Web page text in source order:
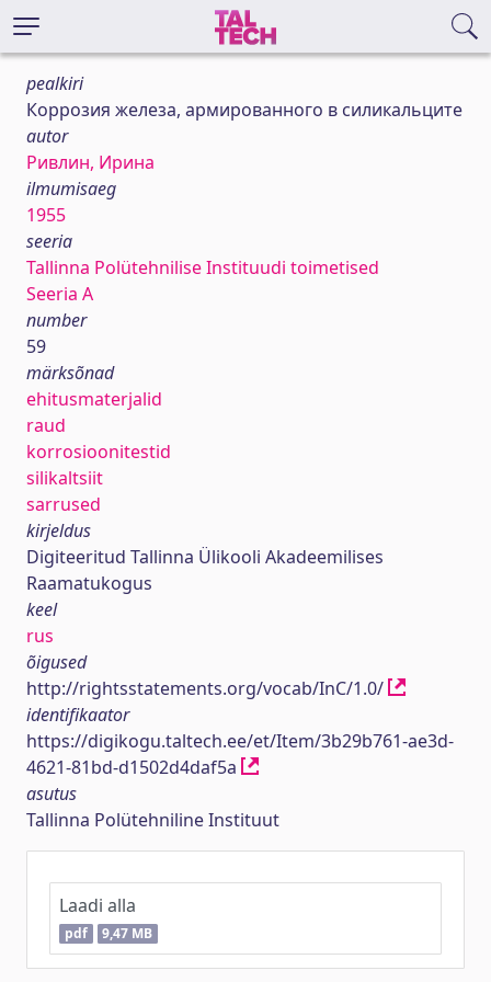
pealkiri
Коррозия железа, армированного в силикальците
autor
Ривлин, Ирина
ilmumisaeg
1955
seeria
Tallinna Polütehnilise Instituudi toimetised
Seeria A
number
59
märksõnad
ehitusmaterjalid
raud
korrosioonitestid
silikaltsiit
sarrused
kirjeldus
Digiteeritud Tallinna Ülikooli Akadeemilises
Raamatukogus
keel
rus
õigused
http://rightsstatements.org/vocab/InC/1.0/
identifikaator
https://digikogu.taltech.ee/et/Item/3b29b761-ae3d-
4621-81bd-d1502d4daf5a
asutus
Tallinna Polütehniline Instituut
Laadi alla
pdf 9,47 MB